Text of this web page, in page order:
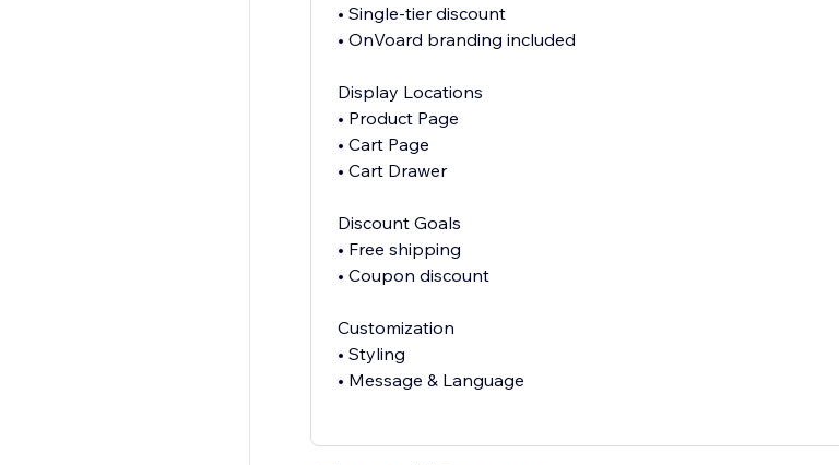
• Single-tier discount
• OnVoard branding included
Display Locations
• Product Page
• Cart Page
• Cart Drawer
Discount Goals
• Free shipping
• Coupon discount
Customization
• Styling
• Message & Language